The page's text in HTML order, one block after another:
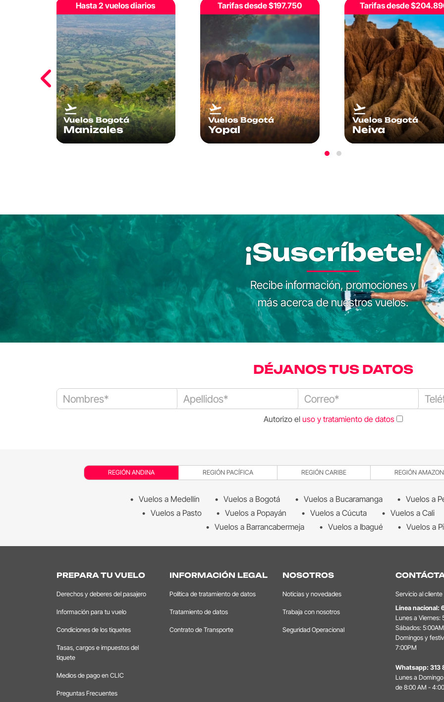
Tarifas desde $197.750
Vuelos Bogotá
Yopal
Tarifas desde $204.890
Vuelos Bogotá
Neiva
Hasta 2 vuelos diarios
Vuelos Bogotá
Quibdó
¡Suscríbete!
Recibe información, promociones y
más acerca de nuestros vuelos.
DÉJANOS TUS DATOS
Autorizo el uso y tratamiento de datos
REGIÓN ANDINA REGIÓN PACÍFICA REGIÓN CARIBE REGIÓN
Vuelos a Medellín Vuelos a Bogotá Vuelos a Bucaramanga Vuelos a
Vuelos a Pasto
Vuelos a Popayán Vuelos a Cúcuta Vuelos a Cali
Vuelos a Barrancabermeja
Vuelos a Ibagué Vuelos a
PREPARA TU VUELO
Derechos y deberes del pasajero
Información para tu vuelo
Condiciones de los tiquetes
Tasas, cargos e impuestos del
tiquete
Medios de pago en CLIC
Preguntas Frecuentes
INFORMACIÓN LEGAL
Política de tratamiento de datos
Tratamiento de datos
Contrato de Transporte
NOSOTROS
Noticias y novedades
Trabaja con nosotros
Seguridad Operacional
Servicio al cliente
Línea nacional:
Lunes a Viernes:
Sábados:
Domingos y
7:00PM
Whatsapp: 313
Lunes a
de 8:00 AM -